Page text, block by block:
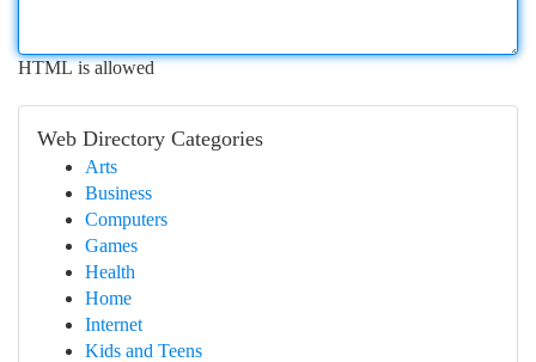
HTML is allowed
Web Directory Categories
Arts
Business
Computers
Games
Health
Home
Internet
Kids and Teens